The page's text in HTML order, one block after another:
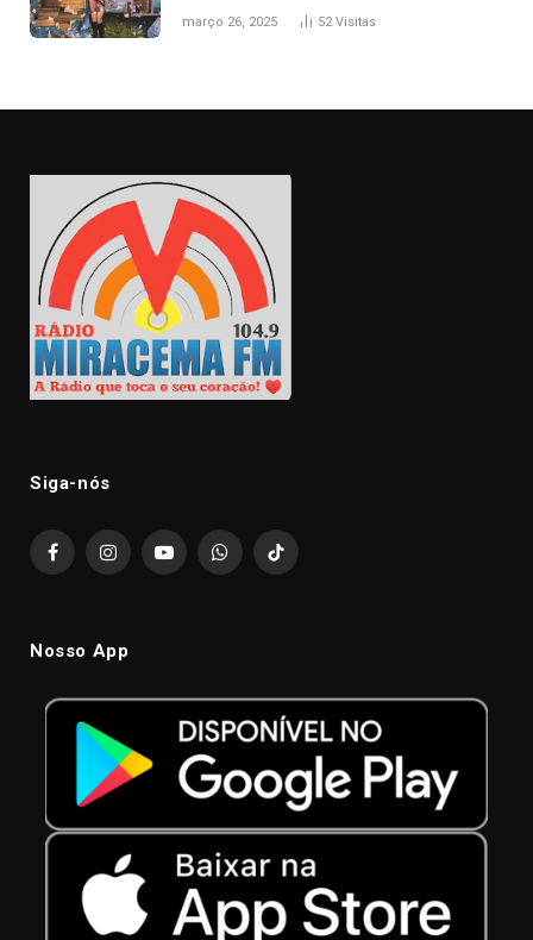
naturais’
março 26, 2025 52Visitas
Siga-nós
FacebookInstagramYouTubeWhatsAppTikTok
Nosso App